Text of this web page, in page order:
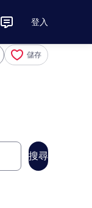
登入
儲存
搜尋